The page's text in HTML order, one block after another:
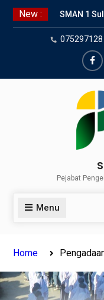
Skip
New :
SMAN 1
Bersama
Lima
SNBP
Suliki
Kasat
075297128
Pejabat
Menu
Home